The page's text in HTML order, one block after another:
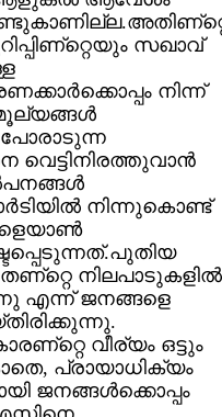
സഖാവ്‌
നിന്ന്
പോരാടുന്ന
വെട്ടിനിരത്തുവാന്‍
നിന്നുകൊണ്ട്‌
നിലപാടുകളില്‍
എന്ന് ജനങ്ങളെ
വീര്യം ഒട്ടും
പ്രായാധിക്യം
ജനങ്ങള്‍ക്കൊപ്പം